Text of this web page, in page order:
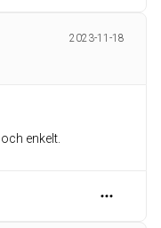
2023-11-18
enkelt.